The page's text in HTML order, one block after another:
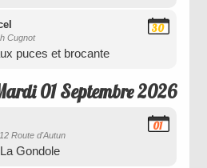
Cugnot
puces et brocante
30
01 Septembre 2026
Route d'Autun
Gondole
01